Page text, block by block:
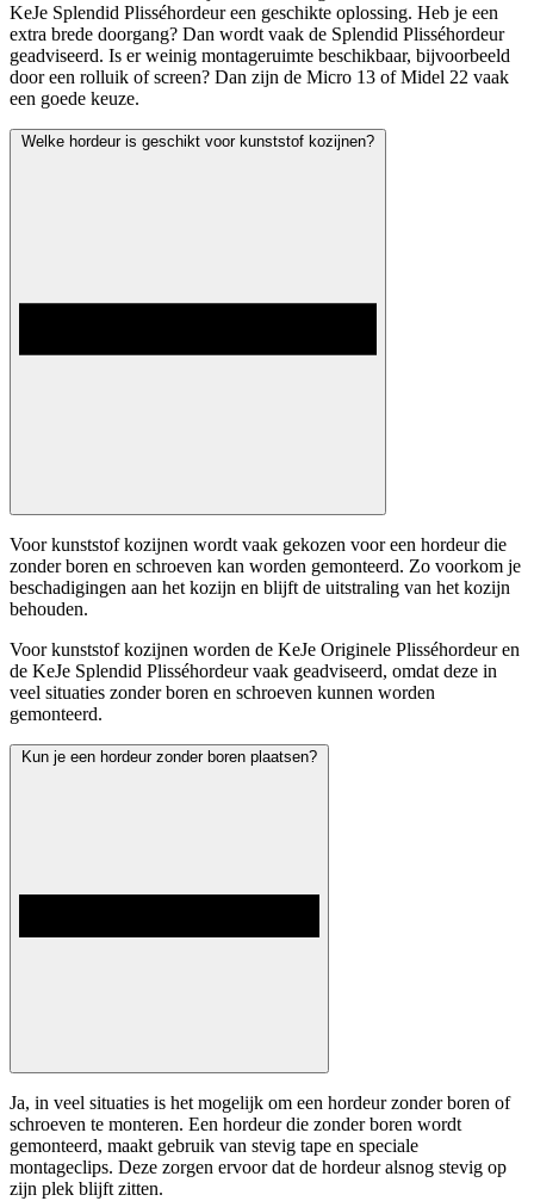
KeJe Splendid Plisséhordeur een geschikte oplossing. Heb je een
extra brede doorgang? Dan wordt vaak de Splendid Plisséhordeur
geadviseerd. Is er weinig montageruimte beschikbaar, bijvoorbeeld
door een rolluik of screen? Dan zijn de Micro 13 of Midel 22 vaak
een goede keuze.
Welke hordeur is geschikt voor kunststof kozijnen?
Voor kunststof kozijnen wordt vaak gekozen voor een hordeur die
zonder boren en schroeven kan worden gemonteerd. Zo voorkom je
beschadigingen aan het kozijn en blijft de uitstraling van het kozijn
behouden.
Voor kunststof kozijnen worden de KeJe Originele Plisséhordeur en
de KeJe Splendid Plisséhordeur vaak geadviseerd, omdat deze in
veel situaties zonder boren en schroeven kunnen worden
gemonteerd.
Kun je een hordeur zonder boren plaatsen?
Ja, in veel situaties is het mogelijk om een hordeur zonder boren of
schroeven te monteren. Een hordeur die zonder boren wordt
gemonteerd, maakt gebruik van stevig tape en speciale
montageclips. Deze zorgen ervoor dat de hordeur alsnog stevig op
zijn plek blijft zitten.